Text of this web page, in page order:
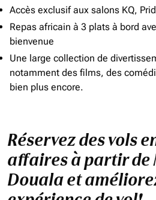
Accès exclusif aux salons KQ,
Repas africain à 3 plats à bord
bienvenue
Une large collection de
notamment des films, des
bien plus encore.
Réservez des vols
affaires à partir de
Douala et